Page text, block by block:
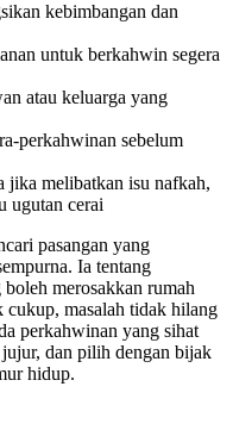
kebimbangan dan
untuk berkahwin segera
atau keluarga yang
perkahwinan sebelum
jika melibatkan isu nafkah,
ugutan cerai
pasangan yang
Ia tentang
boleh merosakkan rumah
cukup, masalah tidak hilang
perkahwinan yang sihat
dan pilih dengan bijak
hidup.